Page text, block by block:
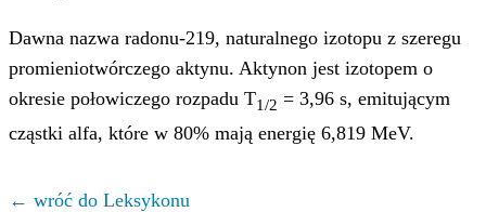
Dawna nazwa radonu-219, naturalnego izotopu z szeregu
promieniotwórczego aktynu. Aktynon jest izotopem o
okresie połowiczego rozpadu T1/2 = 3,96 s, emitującym
cząstki alfa, które w 80% mają energię 6,819 MeV.
← wróć do Leksykonu